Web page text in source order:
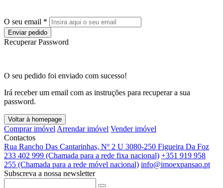
O seu email *
Enviar pedido
Recuperar Password
O seu pedido foi enviado com sucesso!
Irá receber um email com as instruções para recuperar a sua
password.
Voltar à homepage
Comprar imóvel Arrendar imóvel Vender imóvel
Contactos
Rua Rancho Das Cantarinhas, Nº 2 U 3080-250 Figueira Da Foz
233 402 999 (Chamada para a rede fixa nacional) +351 919 958
255 (Chamada para a rede móvel nacional) info@imoexpansao.pt
Subscreva a nossa newsletter